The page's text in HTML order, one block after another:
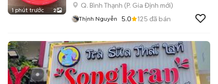
1 phút trước 2
Q. Bình Thạnh (P. Gia Định mới)
Thịnh Nguyễn 5.0 125 đã bán